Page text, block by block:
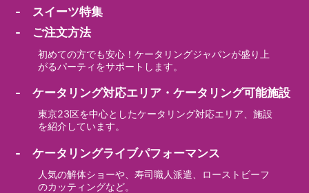
- スイーツ特集
- ご注文方法
初めての方でも安心！ケータリングジャパンが盛り上
がるパーティをサポートします。
- ケータリング対応エリア・ケータリング可能施設
東京23区を中心としたケータリング対応エリア、施設
を紹介しています。
- ケータリングライブパフォーマンス
人気の解体ショーや、寿司職人派遣、ローストビーフ
のカッティングなど。